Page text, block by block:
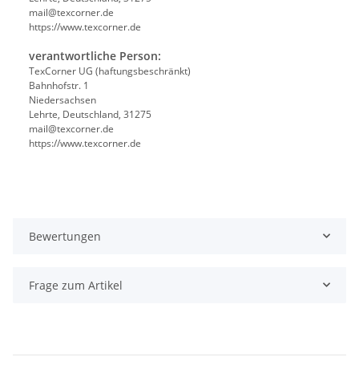
mail@texcorner.de
https://www.texcorner.de
verantwortliche Person:
TexCorner UG (haftungsbeschränkt)
Bahnhofstr. 1
Niedersachsen
Lehrte, Deutschland, 31275
mail@texcorner.de
https://www.texcorner.de
Bewertungen
Frage zum Artikel